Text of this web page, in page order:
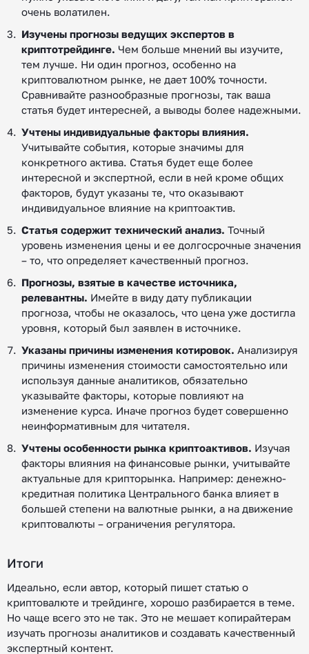
очень волатилен.
Изучены прогнозы ведущих экспертов в
криптотрейдинге. Чем больше мнений вы изучите,
тем лучше. Ни один прогноз, особенно на
криптовалютном рынке, не дает 100% точности.
Сравнивайте разнообразные прогнозы, так ваша
статья будет интересней, а выводы более надежными.
Учтены индивидуальные факторы влияния.
Учитывайте события, которые значимы для
конкретного актива. Статья будет еще более
интересной и экспертной, если в ней кроме общих
факторов, будут указаны те, что оказывают
индивидуальное влияние на криптоактив.
Статья содержит технический анализ. Точный
уровень изменения цены и ее долгосрочные значения
– то, что определяет качественный прогноз.
Прогнозы, взятые в качестве источника,
релевантны. Имейте в виду дату публикации
прогноза, чтобы не оказалось, что цена уже достигла
уровня, который был заявлен в источнике.
Указаны причины изменения котировок. Анализируя
причины изменения стоимости самостоятельно или
используя данные аналитиков, обязательно
указывайте факторы, которые повлияют на
изменение курса. Иначе прогноз будет совершенно
неинформативным для читателя.
Учтены особенности рынка криптоактивов. Изучая
факторы влияния на финансовые рынки, учитывайте
актуальные для крипторынка. Например: денежно-
кредитная политика Центрального банка влияет в
большей степени на валютные рынки, а на движение
криптовалюты – ограничения регулятора.
Итоги
Идеально, если автор, который пишет статью о
криптовалюте и трейдинге, хорошо разбирается в теме.
Но чаще всего это не так. Это не мешает копирайтерам
изучать прогнозы аналитиков и создавать качественный
экспертный контент.